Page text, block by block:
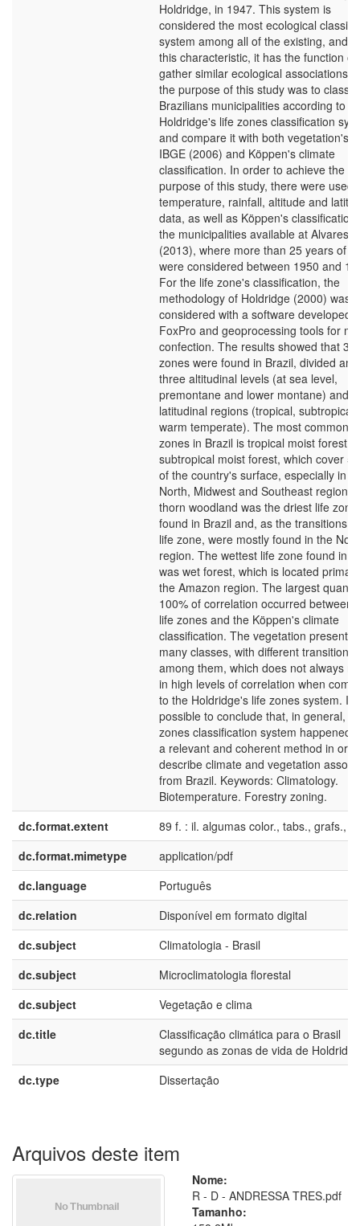
Holdridge, in 1947. This system is
considered the most ecological
system among all of the existing, and
this characteristic, it has the function of
gather similar ecological associations.
the purpose of this study was to
Brazilians municipalities according to
Holdridge's life zones classification
and compare it with both vegetation's
IBGE (2006) and Köppen's climate
classification. In order to achieve the
purpose of this study, there were used
temperature, rainfall, altitude and
data, as well as Köppen's classification
the municipalities available at Alvares
(2013), where more than 25 years of
were considered between 1950 and
For the life zone's classification, the
methodology of Holdridge (2000) was
considered with a software developed
FoxPro and geoprocessing tools for
confection. The results showed that 39
zones were found in Brazil, divided
three altitudinal levels (at sea level,
premontane and lower montane) and
latitudinal regions (tropical, subtropical
warm temperate). The most common
zones in Brazil is tropical moist forest
subtropical moist forest, which cover
of the country's surface, especially in
North, Midwest and Southeast
thorn woodland was the driest life zone
found in Brazil and, as the transitions
life zone, were mostly found in the
region. The wettest life zone found in
was wet forest, which is located
the Amazon region. The largest
100% of correlation occurred between
life zones and the Köppen's climate
classification. The vegetation presented
many classes, with different transitions
among them, which does not always
in high levels of correlation when
to the Holdridge's life zones system. It
possible to conclude that, in general,
zones classification system happened
a relevant and coherent method in
describe climate and vegetation
from Brazil. Keywords: Climatology.
Biotemperature. Forestry zoning.
dc.format.extent
89 f. : il. algumas color., tabs., grafs.,
dc.format.mimetype
application/pdf
dc.language
Português
dc.relation
Disponível em formato digital
dc.subject
Climatologia - Brasil
dc.subject
Microclimatologia florestal
dc.subject
Vegetação e clima
dc.title
Classificação climática para o Brasil
segundo as zonas de vida de Holdridge
dc.type
Dissertação
Arquivos deste item
Nome:
R - D - ANDRESSA TRES.pdf
Tamanho: